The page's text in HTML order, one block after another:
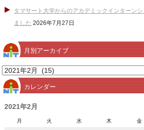
タマサート大学からのアカデミックインターン
ました 2026年7月27日
月別アーカイブ
月
別
ア
ー
カレンダー
2021年2月
月 火 水 木 金